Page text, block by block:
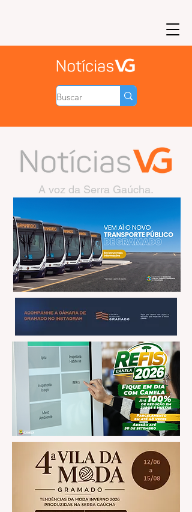
A voz da Serra Gaúcha.